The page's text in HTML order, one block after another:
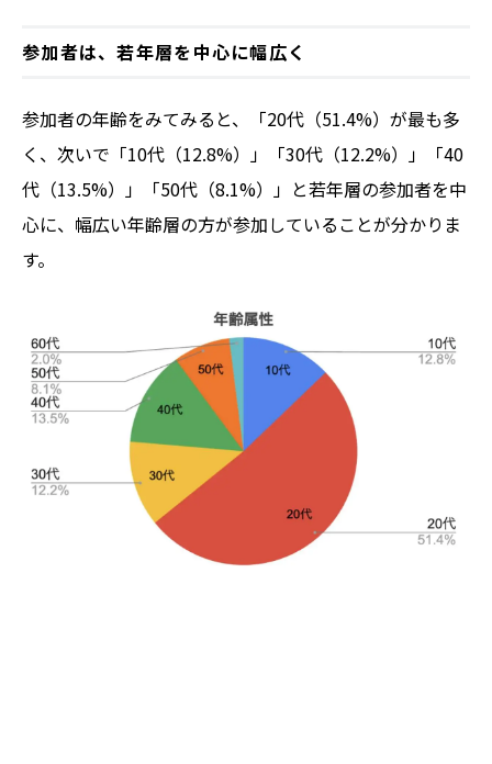
参加者は、若年層を中心に幅広く
参加者の年齢をみてみると、「20代（51.4%）が最も多
く、次いで「10代（12.8%）」「30代（12.2%）」「40
代（13.5%）」「50代（8.1%）」と若年層の参加者を中
心に、幅広い年齢層の方が参加していることが分かりま
す。